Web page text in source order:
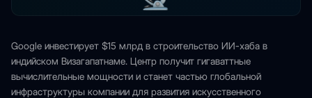
Google инвестирует $15 млрд в строительство ИИ-хаба в
индийском Визагапатнаме. Центр получит гигаваттные
вычислительные мощности и станет частью глобальной
инфраструктуры компании для развития искусственного